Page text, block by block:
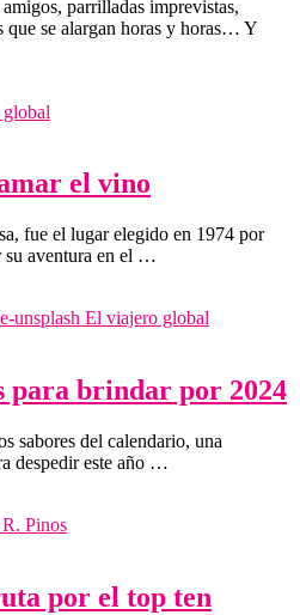
parrilladas imprevistas,
que se alargan horas y horas… Y
el vino
fue el lugar elegido en 1974 por
su aventura en el …
para brindar por 2024
sabores del calendario, una
despedir este año …
por el top ten